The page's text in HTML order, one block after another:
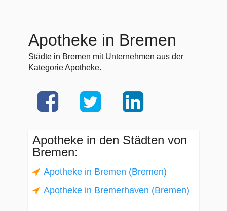
Apotheke in Bremen
Städte in Bremen mit Unternehmen aus der
Kategorie Apotheke.
Apotheke in den Städten von
Bremen:
Apotheke in Bremen (Bremen)
Apotheke in Bremerhaven (Bremen)